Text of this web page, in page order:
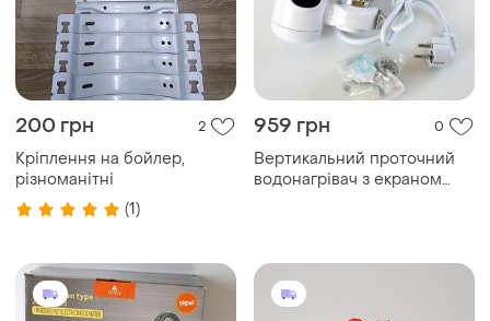
200 грн 2
Кріплення на бойлер,
різноманітні
(1)
959 грн 0
Вертикальний проточний
водонагрівач з екраном